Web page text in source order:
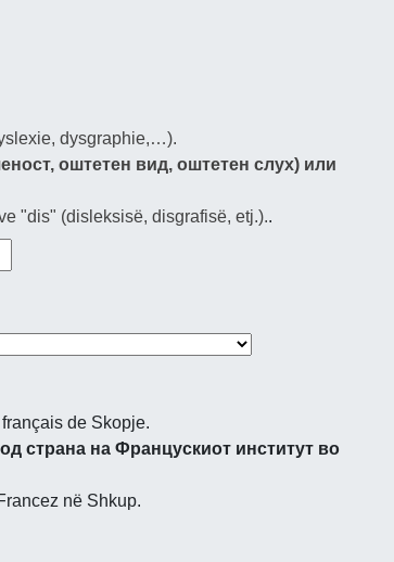
dysgraphie,…).
оштетен вид, оштетен слух) или
"dis" (disleksisë, disgrafisë, etj.)..
de Skopje.
страна на Францускиот институт во
në Shkup.